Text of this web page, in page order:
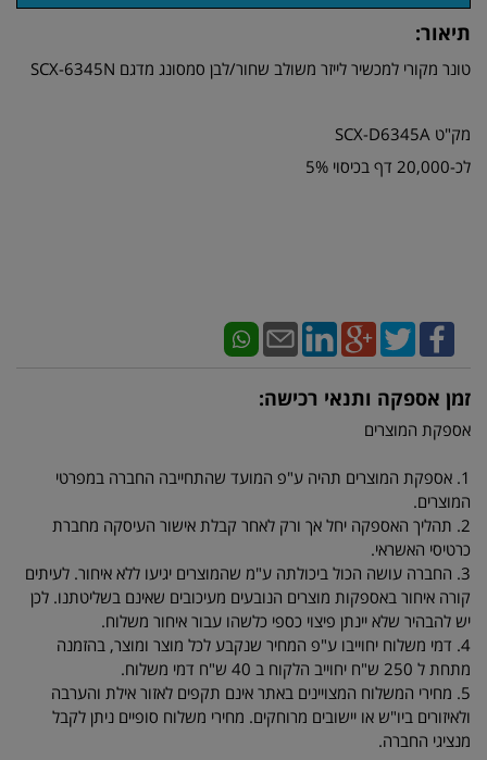
תיאור:
טונר מקורי למכשיר לייזר משולב שחור/לבן סמסונג מדגם SCX-6345N
מק"ט SCX-D6345A
לכ-20,000 דף בכיסוי 5%
זמן אספקה ותנאי רכישה:
אספקת המוצרים
1. אספקת המוצרים תהיה ע"פ המועד שהתחייבה החברה במפרטי
המוצרים.
2. תהליך האספקה יחל אך ורק לאחר קבלת אישור העיסקה מחברת
כרטיסי האשראי.
3. החברה עושה הכול ביכולתה ע"מ שהמוצרים יגיעו ללא איחור. לעיתים
קורה איחור באספקות מוצרים הנובעים מעיכובים שאינם בשליטתנו. לכן
יש להבהיר שלא יינתן פיצוי כספי כלשהו עבור איחור משלוח.
4. דמי משלוח יחוייבו ע"פ המחיר שנקבע לכל מוצר ומוצר, בהזמנה
מתחת ל 250 ש"ח יחוייב הלקוח ב 40 ש"ח דמי משלוח.
5. מחירי המשלוח המצויינים באתר אינם תקפים לאזור אילת והערבה
ולאיזורים ביו"ש או יישובים מרוחקים. מחירי משלוח סופיים ניתן לקבל
מנציגי החברה.